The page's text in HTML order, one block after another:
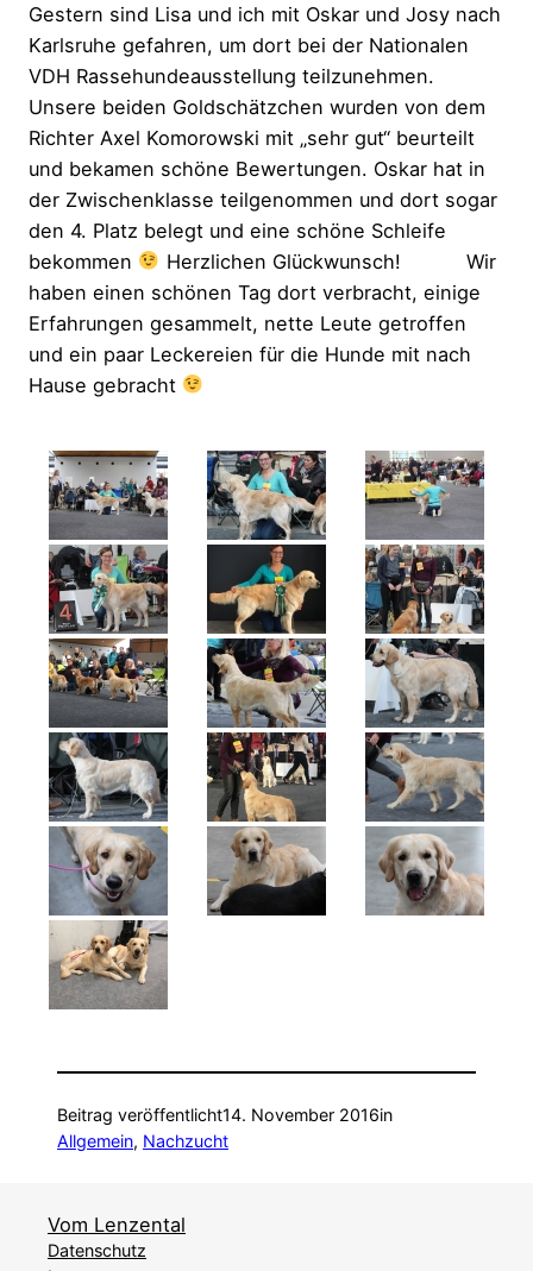
Gestern sind Lisa und ich mit Oskar und Josy nach
Karlsruhe gefahren, um dort bei der Nationalen
VDH Rassehundeausstellung teilzunehmen.
Unsere beiden Goldschätzchen wurden von dem
Richter Axel Komorowski mit „sehr gut“ beurteilt
und bekamen schöne Bewertungen. Oskar hat in
der Zwischenklasse teilgenommen und dort sogar
den 4. Platz belegt und eine schöne Schleife
bekommen
Herzlichen Glückwunsch! Wir
haben einen schönen Tag dort verbracht, einige
Erfahrungen gesammelt, nette Leute getroffen
und ein paar Leckereien für die Hunde mit nach
Hause gebracht
Beitrag veröffentlicht14. November 2016in
Allgemein, Nachzucht
Vom Lenzental
Datenschutz